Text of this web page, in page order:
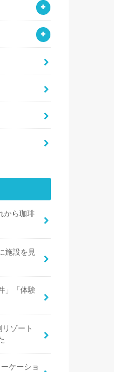
から珈琲
施設を見
」「体験
ゾート
ケーショ